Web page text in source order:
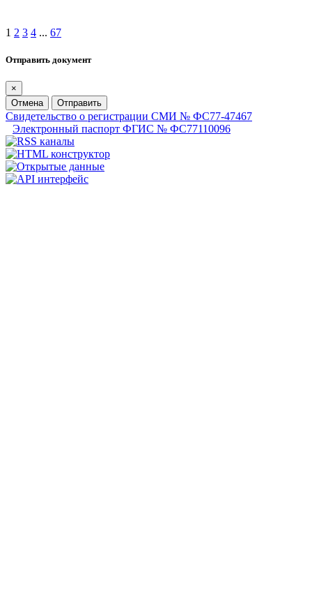
1 2 3 4 ... 67
Отправить документ
×
Отмена
Отправить
Свидетельство о регистрации СМИ № ФС77-47467
Электронный паспорт ФГИС № ФС77110096